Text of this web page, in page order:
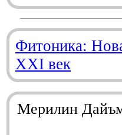
Фитоника:
XXI век
Мерилин